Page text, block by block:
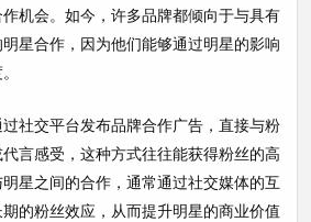
机会。如今，许多品牌都倾向于与具有
星合作，因为他们能够通过明星的影响
社交平台发布品牌合作广告，直接与粉
言感受，这种方式往往能获得粉丝的高
星之间的合作，通常通过社交媒体的互
的粉丝效应，从而提升明星的商业价值